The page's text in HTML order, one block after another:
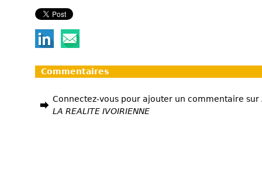
Commentaires
Connectez-vous pour ajouter un commentaire sur
LA REALITE IVOIRIENNE